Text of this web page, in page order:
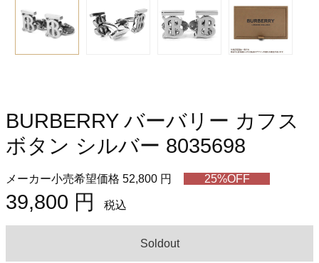
BURBERRY バーバリー カフス
ボタン シルバー 8035698
メーカー小売希望価格 52,800 円 25%OFF
39,800 円 税込
Soldout